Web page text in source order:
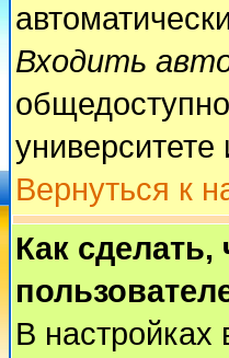
Входить
университете
Вернуться к
Как
В